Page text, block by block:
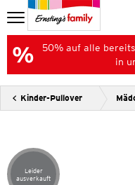
50% auf alle
in
Kinder-Pullover
Artikel leider ausverkauft
Leider
ausverkauft